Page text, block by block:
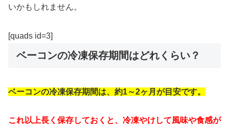
いかもしれません。
[quads id=3]
ベーコンの冷凍保存期間はどれくらい？
ベーコンの冷凍保存期間は、約1～2ヶ月が目安です。
これ以上長く保存しておくと、冷凍やけして風味や食感が